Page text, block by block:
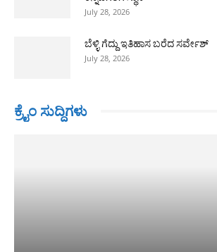
July 28, 2026
ಬೆಳ್ಳಿ ಗೆದ್ದು ಇತಿಹಾಸ ಬರೆದ ಸರ್ವೇಶ್
July 28, 2026
ಕ್ರೈಂ ಸುದ್ದಿಗಳು